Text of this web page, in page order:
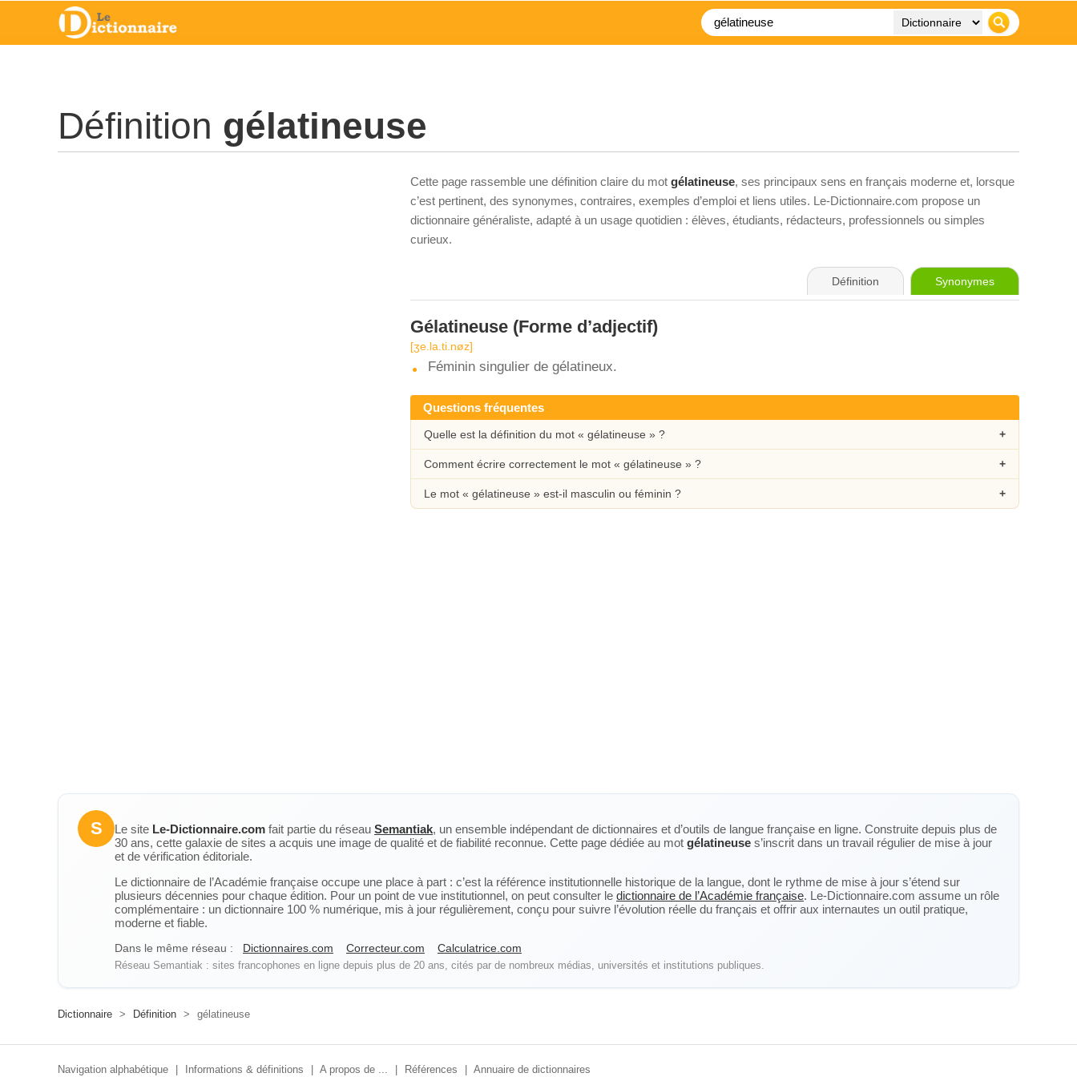
Définition gélatineuse
Cette page rassemble une définition claire du mot gélatineuse, ses principaux sens en français moderne et, lorsque
c’est pertinent, des synonymes, contraires, exemples d’emploi et liens utiles. Le-Dictionnaire.com propose un
dictionnaire généraliste, adapté à un usage quotidien : élèves, étudiants, rédacteurs, professionnels ou simples
curieux.
Définition Synonymes
Gélatineuse (Forme d’adjectif)
[ʒe.la.ti.nøz]
Féminin singulier de gélatineux.
Questions fréquentes
Quelle est la définition du mot « gélatineuse » ?
Comment écrire correctement le mot « gélatineuse » ?
Le mot « gélatineuse » est-il masculin ou féminin ?
S Le site Le-Dictionnaire.com fait partie du réseau Semantiak, un ensemble indépendant de dictionnaires et d’outils de langue française en ligne. Construite depuis plus de
30 ans, cette galaxie de sites a acquis une image de qualité et de fiabilité reconnue. Cette page dédiée au mot gélatineuse s’inscrit dans un travail régulier de mise à jour
et de vérification éditoriale.
Le dictionnaire de l’Académie française occupe une place à part : c’est la référence institutionnelle historique de la langue, dont le rythme de mise à jour s’étend sur
plusieurs décennies pour chaque édition. Pour un point de vue institutionnel, on peut consulter le dictionnaire de l’Académie française. Le-Dictionnaire.com assume un rôle
complémentaire : un dictionnaire 100 % numérique, mis à jour régulièrement, conçu pour suivre l’évolution réelle du français et offrir aux internautes un outil pratique,
moderne et fiable.
Dans le même réseau : Dictionnaires.com Correcteur.com Calculatrice.com
Réseau Semantiak : sites francophones en ligne depuis plus de 20 ans, cités par de nombreux médias, universités et institutions publiques.
Dictionnaire > Définition > gélatineuse
Navigation alphabétique Informations & définitions A propos de ... Références Annuaire de dictionnaires